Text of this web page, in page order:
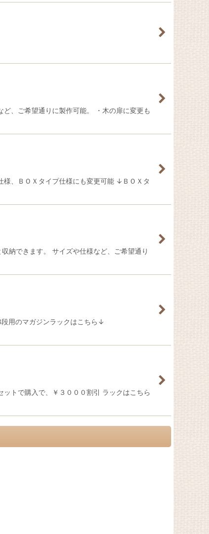
、ご希望通りに製作可能。 ・木の扉に変更も
様、ＢＯＸタイプ仕様にも変更可能 ↓ＢＯＸタ
納できます。 サイズや仕様など、ご希望通り
用のマガジンラックはこちら↓
トで購入で、￥３０００割引 ラックはこちら